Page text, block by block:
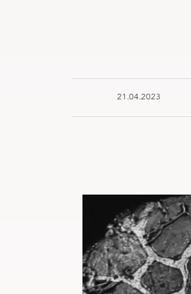
21.04.2023